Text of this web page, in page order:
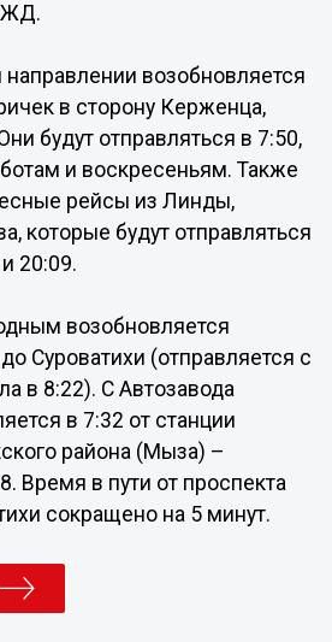
возобновляется
в сторону Керженца,
будут отправляться в 7:50,
и воскресеньям. Также
рейсы из Линды,
которые будут отправляться
20:09.
возобновляется
Суроватихи (отправляется с
в 8:22). С Автозавода
в 7:32 от станции
района (Мыза) –
Время в пути от проспекта
сокращено на 5 минут.